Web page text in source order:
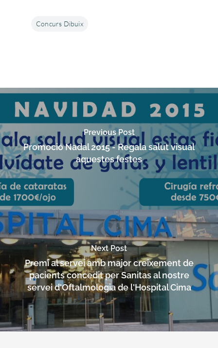
Concurs Dibuix
Previous Post
Promoció Nadal 2015 - Regala salut visual
aquestes festes
Next Post
Premi al servei amb major creixement de
pacients concedit per Sanitas al nostre
servei d'Oftalmologia de l'Hospital Cima